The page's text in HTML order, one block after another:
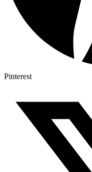
Pinterest